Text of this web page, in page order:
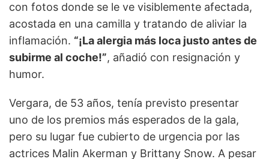
con fotos donde se le ve visiblemente afectada,
acostada en una camilla y tratando de aliviar la
inflamación. “¡La alergia más loca justo antes de
subirme al coche!”, añadió con resignación y
humor.
Vergara, de 53 años, tenía previsto presentar
uno de los premios más esperados de la gala,
pero su lugar fue cubierto de urgencia por las
actrices Malin Akerman y Brittany Snow. A pesar